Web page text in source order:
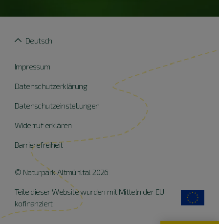
Impressum
Datenschutzerklärung
Datenschutzeinstellungen
Widerruf erklären
Barrierefreiheit
Deutsch
© Naturpark Altmühltal 2026
Teile dieser Website wurden mit Mitteln der EU
kofinanziert